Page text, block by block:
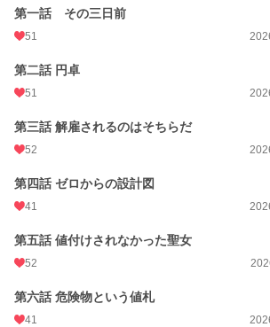
週間ポイント 920 pt (9,539 位)
第一話 その三日前
51
第二話 円卓
51
第三話 解雇されるのはそちらだ
52
第四話 ゼロからの設計図
41
第五話 値付けされなかった聖女
52
第六話 危険物という値札
41